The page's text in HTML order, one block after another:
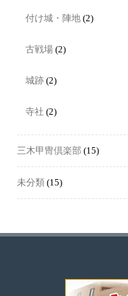
付け城・陣地 (2)
古戦場 (2)
城跡 (2)
寺社 (2)
三木甲冑倶楽部 (15)
未分類 (15)